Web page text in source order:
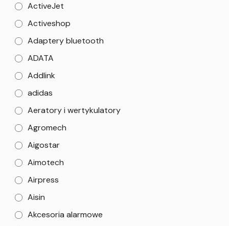
ActiveJet
Activeshop
Adaptery bluetooth
ADATA
Addlink
adidas
Aeratory i wertykulatory
Agromech
Aigostar
Aimotech
Airpress
Aisin
Akcesoria alarmowe